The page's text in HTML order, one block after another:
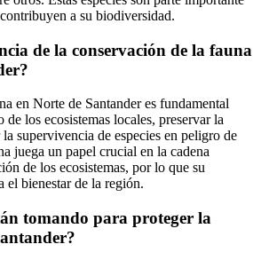
a su biodiversidad.
de la conservación de la fauna
en Norte de Santander es fundamental
los ecosistemas locales, preservar la
supervivencia de especies en peligro de
juega un papel crucial en la cadena
de los ecosistemas, por lo que su
el bienestar de la región.
tomando para proteger la